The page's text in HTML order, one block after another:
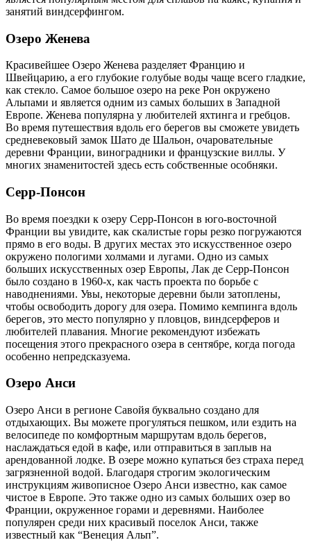
занятий виндсерфингом.
Озеро Женева
Красивейшее Озеро Женева разделяет Францию и
Швейцарию, а его глубокие голубые воды чаще всего гладкие,
как стекло. Самое большое озеро на реке Рон окружено
Альпами и является одним из самых больших в Западной
Европе. Женева популярна у любителей яхтинга и гребцов.
Во время путешествия вдоль его берегов вы сможете увидеть
средневековый замок Шато де Шальон, очаровательные
деревни Франции, виноградники и французские виллы. У
многих знаменитостей здесь есть собственные особняки.
Серр-Понсон
Во время поездки к озеру Серр-Понсон в юго-восточной
Франции вы увидите, как скалистые горы резко погружаются
прямо в его воды. В других местах это искусственное озеро
окружено пологими холмами и лугами. Одно из самых
больших искусственных озер Европы, Лак де Серр-Понсон
было создано в 1960-х, как часть проекта по борьбе с
наводнениями. Увы, некоторые деревни были затоплены,
чтобы освободить дорогу для озера. Помимо кемпинга вдоль
берегов, это место популярно у пловцов, виндсерферов и
любителей плавания. Многие рекомендуют избежать
посещения этого прекрасного озера в сентябре, когда погода
особенно непредсказуема.
Озеро Анси
Озеро Анси в регионе Савойя буквально создано для
отдыхающих. Вы можете прогуляться пешком, или ездить на
велосипеде по комфортным маршрутам вдоль берегов,
наслаждаться едой в кафе, или отправиться в заплыв на
арендованной лодке. В озере можно купаться без страха перед
загрязненной водой. Благодаря строгим экологическим
инструкциям живописное Озеро Анси известно, как самое
чистое в Европе. Это также одно из самых больших озер во
Франции, окруженное горами и деревнями. Наиболее
популярен среди них красивый поселок Анси, также
известный как “Венеция Альп”.